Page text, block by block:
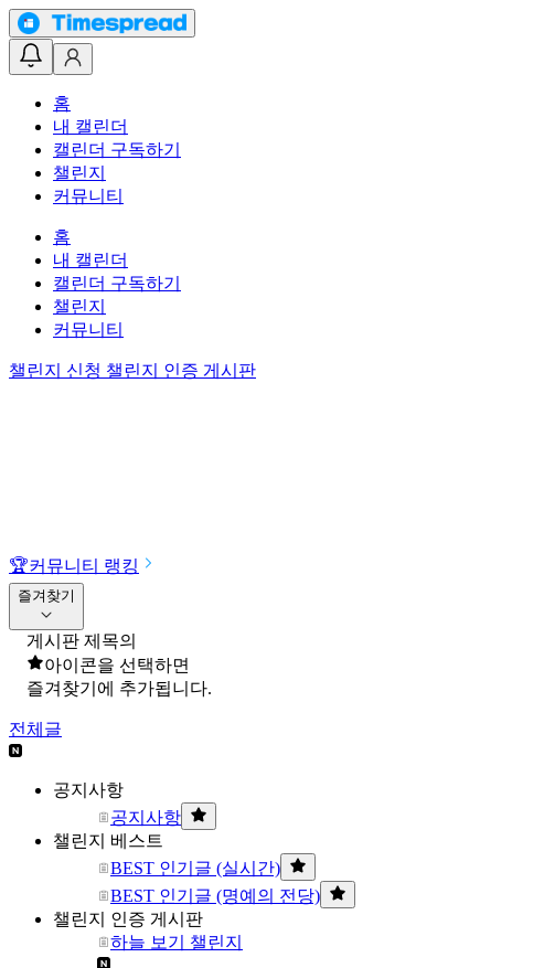
홈
내 캘린더
캘린더 구독하기
챌린지
커뮤니티
홈
내 캘린더
캘린더 구독하기
챌린지
커뮤니티
챌린지 신청 챌린지 인증 게시판
🏆커뮤니티 랭킹
즐겨찾기
게시판 제목의
아이콘을 선택하면
즐겨찾기에 추가됩니다.
전체글
공지사항
공지사항
챌린지 베스트
BEST 인기글 (실시간)
BEST 인기글 (명예의 전당)
챌린지 인증 게시판
하늘 보기 챌린지